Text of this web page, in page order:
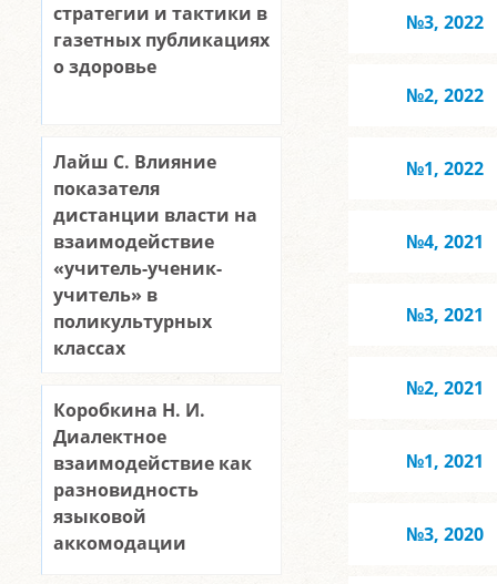
стратегии и тактики в
газетных публикациях
о здоровье
Лайш С. Влияние
показателя
дистанции власти на
взаимодействие
«учитель-ученик-
учитель» в
поликультурных
классах
Коробкина Н. И.
Диалектное
взаимодействие как
разновидность
языковой
аккомодации
№3, 2022
№2, 2022
№1, 2022
№4, 2021
№3, 2021
№2, 2021
№1, 2021
№3, 2020